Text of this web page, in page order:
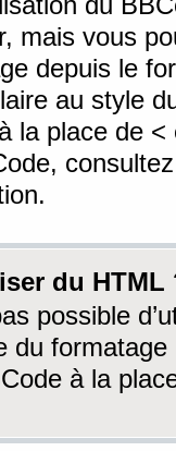
mais vous
depuis le
au style
la place de <
du HTML
possible
du
à la